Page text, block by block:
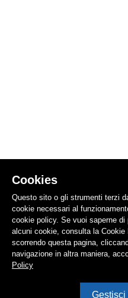
Cookies
Questo sito o gli strumenti terzi
cookie necessari al
cookie policy. Se vuoi saperne
alcuni cookie, consulta la Cookie
scorrendo questa pagina,
navigazione in altra maniera,
Policy
Gestisci